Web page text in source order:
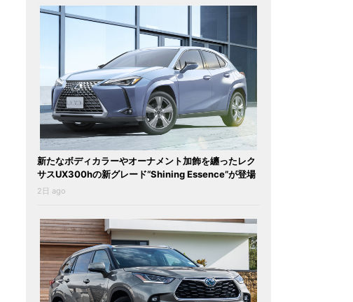
新たなボディカラーやオーナメント加飾を纏ったレク
サスUX300hの新グレード“Shining Essence”が登場
2日 ago